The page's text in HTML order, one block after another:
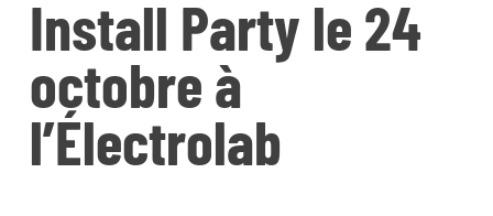
Install Party le 24
octobre à
l’Électrolab